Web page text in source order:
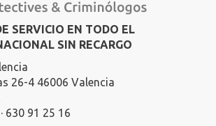
SERVICIO EN TODO EL
SIN RECARGO
26-4 46006 Valencia
630 91 25 16